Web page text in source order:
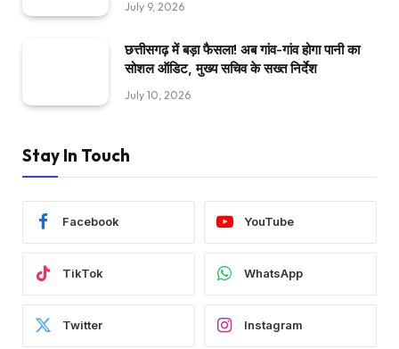
July 9, 2026
छत्तीसगढ़ में बड़ा फैसला! अब गांव-गांव होगा पानी का
सोशल ऑडिट, मुख्य सचिव के सख्त निर्देश
July 10, 2026
Stay In Touch
Facebook YouTube
TikTok WhatsApp
Twitter Instagram